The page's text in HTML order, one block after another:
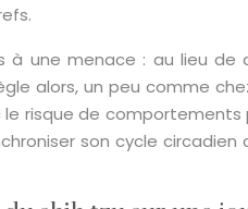
une menace : au lieu
alors, un peu comme
risque de
son cycle